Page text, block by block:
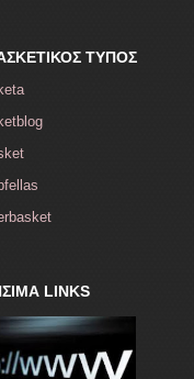
ΤΥΠΟΣ
LINKS